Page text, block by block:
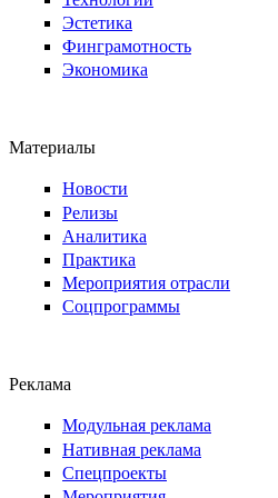
Эстетика
Финграмотность
Экономика
Материалы
Новости
Релизы
Аналитика
Практика
Мероприятия отрасли
Соцпрограммы
Реклама
Модульная реклама
Нативная реклама
Спецпроекты